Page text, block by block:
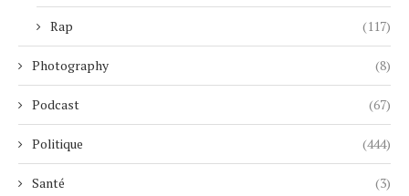
Rap (117)
Photography (8)
Podcast (67)
Politique (444)
Santé (3)